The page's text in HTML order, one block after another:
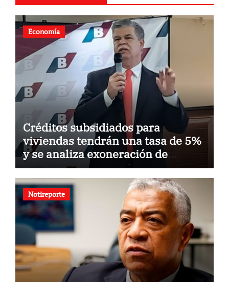
Economía
Créditos subsidiados para
viviendas tendrán una tasa de 5%
y se analiza exoneración de
aranceles
Notireporte